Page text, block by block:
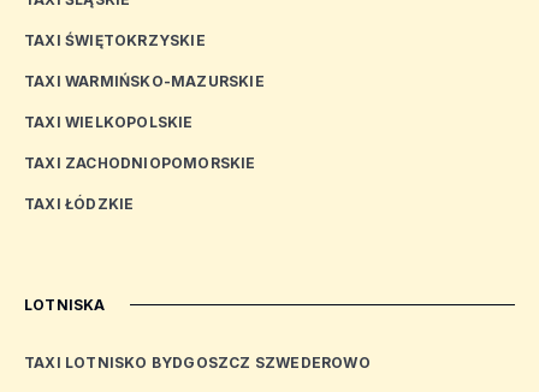
TAXI ŚWIĘTOKRZYSKIE
TAXI WARMIŃSKO-MAZURSKIE
TAXI WIELKOPOLSKIE
TAXI ZACHODNIOPOMORSKIE
TAXI ŁÓDZKIE
LOTNISKA
TAXI LOTNISKO BYDGOSZCZ SZWEDEROWO